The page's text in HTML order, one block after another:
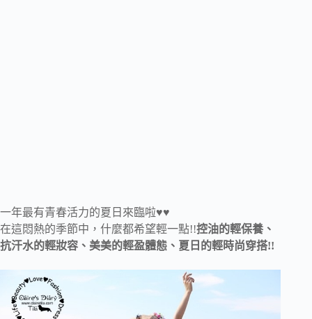
一年最有青春活力的夏日來臨啦♥♥
在這悶熱的季節中，什麼都希望輕一點!!控油的輕保養、
抗汗水的輕妝容、美美的輕盈體態、夏日的輕時尚穿搭!!